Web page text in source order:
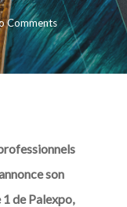
Comments
son
de Palexpo,